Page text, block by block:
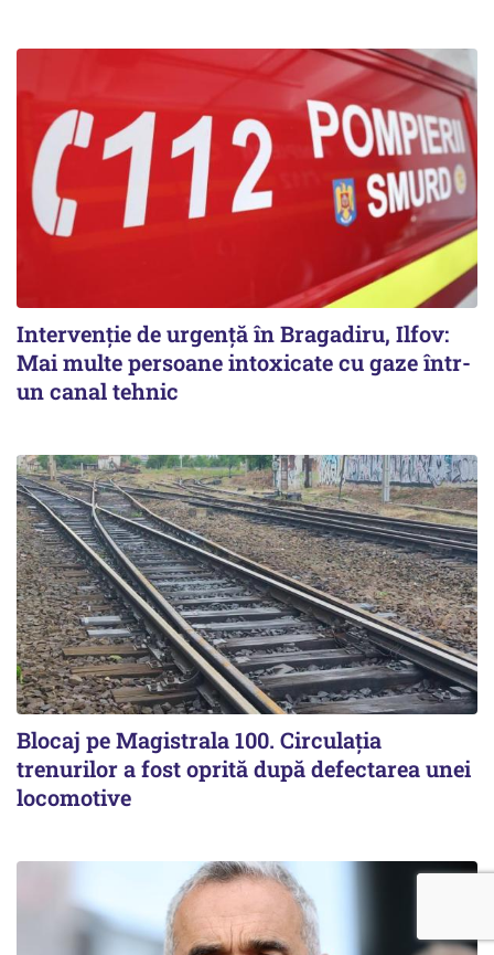
Intervenție de urgență în Bragadiru, Ilfov:
Mai multe persoane intoxicate cu gaze într-
un canal tehnic
Blocaj pe Magistrala 100. Circulația
trenurilor a fost oprită după defectarea unei
locomotive